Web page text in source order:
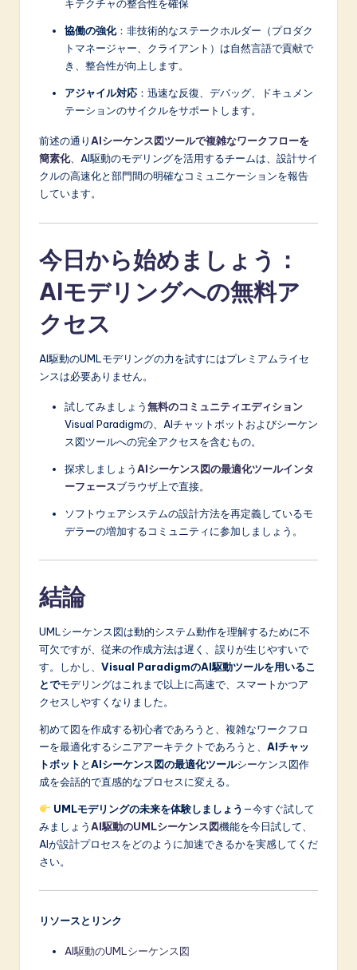
キテクチャの整合性を確保
協働の強化：非技術的なステークホルダー（プロダク
トマネージャー、クライアント）は自然言語で貢献で
き、整合性が向上します。
アジャイル対応 ：迅速な反復、デバッグ、ドキュメン
テーションのサイクルをサポートします。
前述の通りAIシーケンス図ツールで複雑なワークフローを
簡素化、AI駆動のモデリングを活用するチームは、設計サイ
クルの高速化と部門間の明確なコミュニケーションを報告
しています。
今日から始めましょう：
AIモデリングへの無料ア
クセス
AI駆動のUMLモデリングの力を試すにはプレミアムライセ
ンスは必要ありません。
試してみましょう無料のコミュニティエディション
Visual Paradigmの、AIチャットボットおよびシーケン
ス図ツールへの完全アクセスを含むもの。
探求しましょうAIシーケンス図の最適化ツールインタ
ーフェースブラウザ上で直接。
ソフトウェアシステムの設計方法を再定義しているモ
デラーの増加するコミュニティに参加しましょう。
結論
UMLシーケンス図は動的システム動作を理解するために不
可欠ですが、従来の作成方法は遅く、誤りが生じやすいで
す。しかし、 Visual ParadigmのAI駆動ツールを用いるこ
とでモデリングはこれまで以上に高速で、スマートかつア
クセスしやすくなりました。
初めて図を作成する初心者であろうと、複雑なワークフロ
ーを最適化するシニアアーキテクトであろうと、 AIチャッ
トボット とAIシーケンス図の最適化ツールシーケンス図作
成を会話的で直感的なプロセスに変える。
UMLモデリングの未来を体験しましょう —今すぐ試して
みましょうAI駆動のUMLシーケンス図機能を今日試して、
AIが設計プロセスをどのように加速できるかを実感してくだ
さい。
リソースとリンク
AI駆動のUMLシーケンス図